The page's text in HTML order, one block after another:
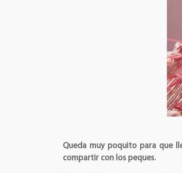
Queda muy poquito para que
compartir con los peques.